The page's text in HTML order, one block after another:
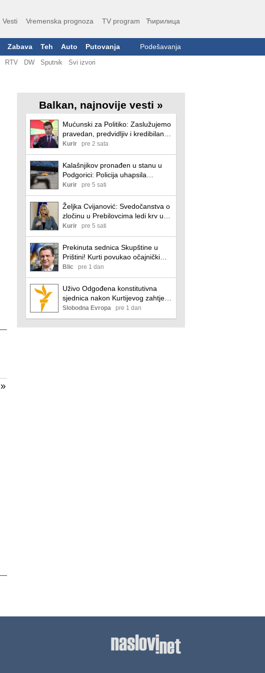
Vesti Vremenska prognoza TV program Ћирилица
Zabava Teh Auto Putovanja Podešavanja
RTV DW Sputnik Svi izvori
»
Balkan, najnovije vesti »
Mućunski za Politiko: Zaslužujemo
pravedan, predvidljiv i kredibilan
put ka članstvu u EU
Kurir pre 2 sata
Kalašnjikov pronađen u stanu u
Podgorici: Policija uhapsila
muškarca (31) zbog
nedozvoljenog držanja oružja
Kurir pre 5 sati
Željka Cvijanović: Svedočanstva o
zločinu u Prebilovcima ledi krv u
žilama svakoj normalnoj osobi
Kurir pre 5 sati
Prekinuta sednica Skupštine u
Prištini! Kurti povukao očajnički
manevar, bes kulja: "Ovo je
vrhunac drskosti" (video)
Blic pre 1 dan
Uživo Odgođena konstitutivna
sjednica nakon Kurtijevog zahtjeva
za vrijeme za postizanje dogovora
Slobodna Evropa pre 1 dan